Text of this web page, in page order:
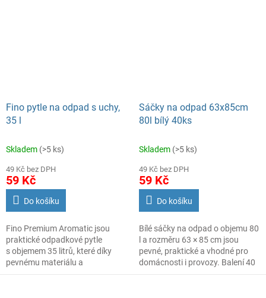
Fino pytle na odpad s uchy,
35 l
Skladem (>5 ks)
49 Kč bez DPH
59 Kč
Do košíku
Fino Premium Aromatic jsou
praktické odpadkové pytle
s objemem 35 litrů, které díky
pevnému materiálu a
Sáčky na odpad 63x85cm
80l bílý 40ks
Skladem (>5 ks)
49 Kč bez DPH
59 Kč
Do košíku
Bílé sáčky na odpad o objemu 80
l a rozměru 63 × 85 cm jsou
pevné, praktické a vhodné pro
domácnosti i provozy. Balení 40